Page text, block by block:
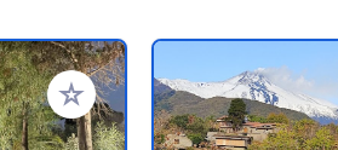
Add to your favorites